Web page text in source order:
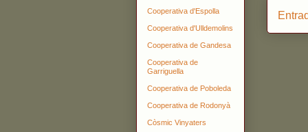
Cooperativa d'Espolla
Cooperativa d'Ulldemolins
Cooperativa de Gandesa
Cooperativa de
Garriguella
Cooperativa de Poboleda
Cooperativa de Rodonyà
Còsmic Vinyaters